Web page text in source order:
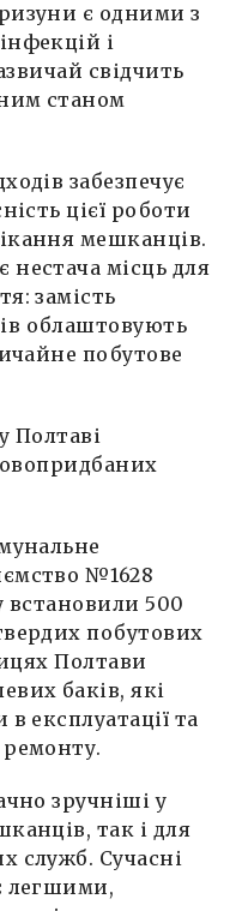
є одними з
і
свідчить
станом
забезпечує
цієї роботи
мешканців.
місць для
замість
облаштовують
побутове
Полтаві
№1628
встановили 500
побутових
Полтави
баків, які
експлуатації та
зручніші у
так і для
служб. Сучасні
легшими,